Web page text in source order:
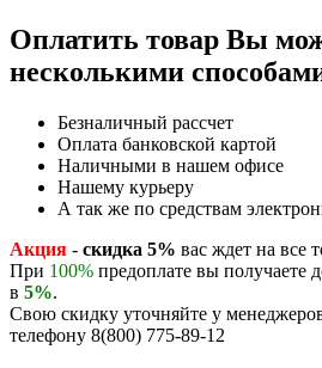
Оплатить товар Вы
несколькими
Безналичный рассчет
Оплата банковской картой
Наличными в нашем офисе
Нашему курьеру
А так же по средствам
Акция - скидка 5% вас ждет на все
При 100% предоплате вы получаете
в 5%.
Свою скидку уточняйте у
телефону 8(800) 775-89-12